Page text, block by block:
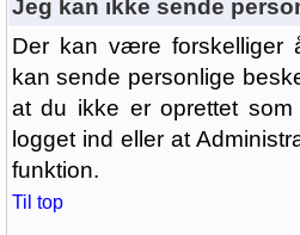
Jeg kan ikke sende
Der kan være forskelliger
kan sende personlige
at du ikke er oprettet
logget ind eller at
funktion.
Til top